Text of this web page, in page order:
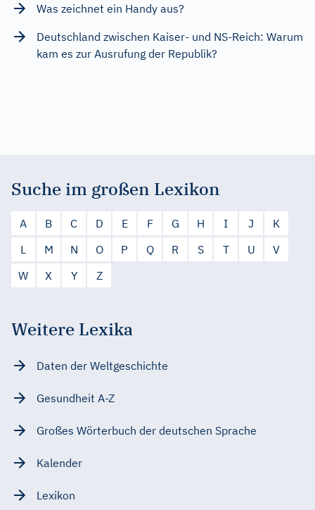
Was zeichnet ein Handy aus?
Deutschland zwischen Kaiser- und NS-Reich: Warum
kam es zur Ausrufung der Republik?
Suche im großen Lexikon
A B C D E F G H I J
K
L
M N O P Q R S T U
V
W
X Y Z
Weitere Lexika
Daten der Weltgeschichte
Gesundheit A-Z
Großes Wörterbuch der deutschen Sprache
Kalender
Lexikon